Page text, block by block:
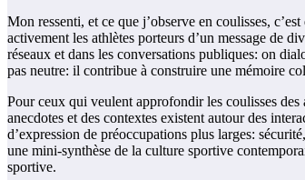
Mon ressenti, et ce que j’observe en coulisses,
activement les athlètes porteurs d’un message de
réseaux et dans les conversations publiques: on
pas neutre: il contribue à construire une mémoire
Pour ceux qui veulent approfondir les coulisses
anecdotes et des contextes existent autour des
d’expression de préoccupations plus larges:
une mini-synthèse de la culture sportive
sportive.